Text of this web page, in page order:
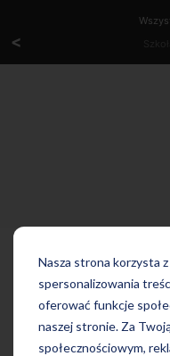
Nasza strona korzysta
spersonalizowania
oferować funkcje
naszej stronie. Za
społecznościowym,
<